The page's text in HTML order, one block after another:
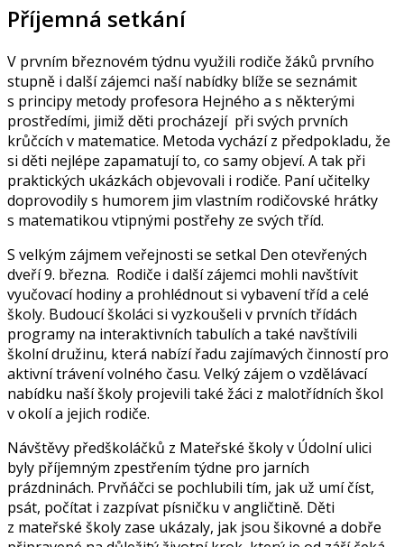
Příjemná setkání
V prvním březnovém týdnu využili rodiče žáků prvního
stupně i další zájemci naší nabídky blíže se seznámit
s principy metody profesora Hejného a s některými
prostředími, jimiž děti procházejí při svých prvních
krůčcích v matematice. Metoda vychází z předpokladu, že
si děti nejlépe zapamatují to, co samy objeví. A tak při
praktických ukázkách objevovali i rodiče. Paní učitelky
doprovodily s humorem jim vlastním rodičovské hrátky
s matematikou vtipnými postřehy ze svých tříd.
S velkým zájmem veřejnosti se setkal Den otevřených
dveří 9. března. Rodiče i další zájemci mohli navštívit
vyučovací hodiny a prohlédnout si vybavení tříd a celé
školy. Budoucí školáci si vyzkoušeli v prvních třídách
programy na interaktivních tabulích a také navštívili
školní družinu, která nabízí řadu zajímavých činností pro
aktivní trávení volného času. Velký zájem o vzdělávací
nabídku naší školy projevili také žáci z malotřídních škol
v okolí a jejich rodiče.
Návštěvy předškoláčků z Mateřské školy v Údolní ulici
byly příjemným zpestřením týdne pro jarních
prázdninách. Prvňáčci se pochlubili tím, jak už umí číst,
psát, počítat i zazpívat písničku v angličtině. Děti
z mateřské školy zase ukázaly, jak jsou šikovné a dobře